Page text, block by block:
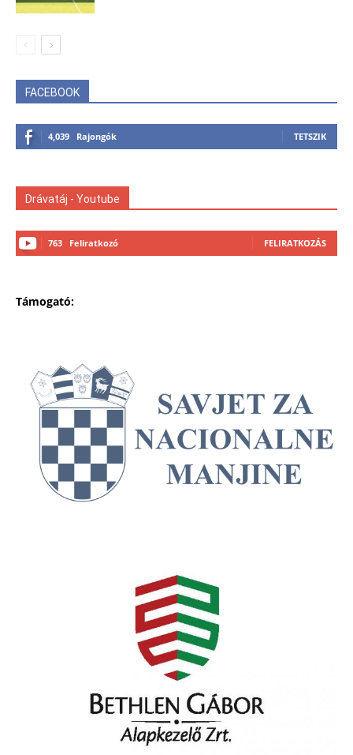
FACEBOOK
4,039 Rajongók TETSZIK
Drávatáj - Youtube
763 Feliratkozó FELIRATKOZÁS
Támogató: